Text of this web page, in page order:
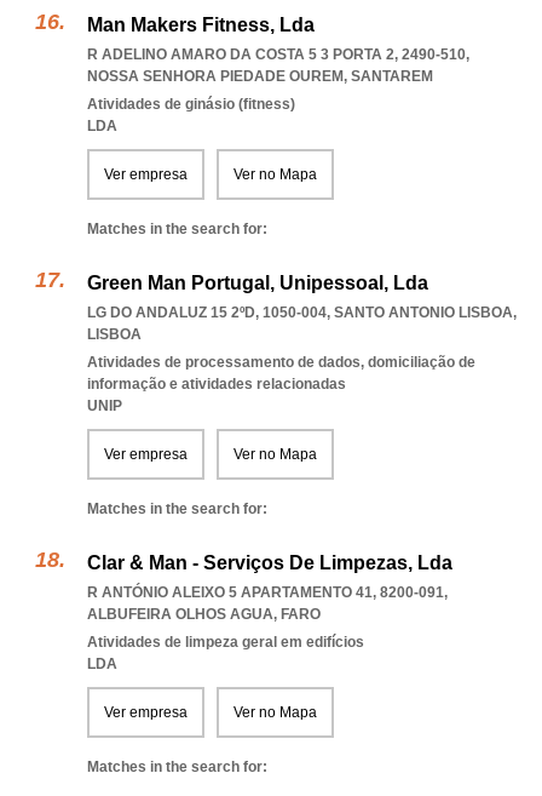
Man Makers Fitness, Lda
R ADELINO AMARO DA COSTA 5 3 PORTA 2, 2490-510,
NOSSA SENHORA PIEDADE OUREM, SANTAREM
Atividades de ginásio (fitness)
LDA
Ver empresa Ver no Mapa
Matches in the search for:
Green Man Portugal, Unipessoal, Lda
LG DO ANDALUZ 15 2ºD, 1050-004, SANTO ANTONIO LISBOA,
LISBOA
Atividades de processamento de dados, domiciliação de
informação e atividades relacionadas
UNIP
Ver empresa Ver no Mapa
Matches in the search for:
Clar & Man - Serviços De Limpezas, Lda
R ANTÓNIO ALEIXO 5 APARTAMENTO 41, 8200-091,
ALBUFEIRA OLHOS AGUA, FARO
Atividades de limpeza geral em edifícios
LDA
Ver empresa Ver no Mapa
Matches in the search for: